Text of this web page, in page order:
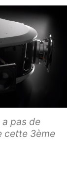
pas de
cette 3ème